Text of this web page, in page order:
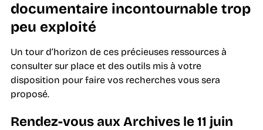
documentaire incontournable trop
peu exploité
Un tour d’horizon de ces précieuses ressources à
consulter sur place et des outils mis à votre
disposition pour faire vos recherches vous sera
proposé.
Rendez-vous aux Archives le 11 juin